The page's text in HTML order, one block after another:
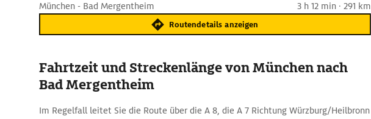
München - Bad Mergentheim 3 h 12 min · 291 km
Routendetails anzeigen
Fahrtzeit und Streckenlänge von München nach
Bad Mergentheim
Im Regelfall leitet Sie die Route über die A 8, die A 7 Richtung Würzburg/Heilbronn